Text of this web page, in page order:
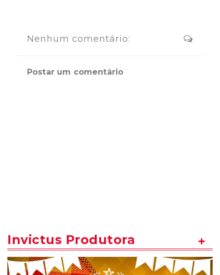
Nenhum comentário:
Postar um comentário
Invictus Produtora